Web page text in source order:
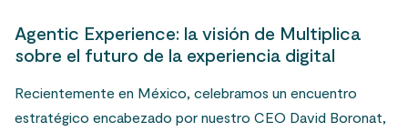
Agentic Experience: la visión de Multiplica
sobre el futuro de la experiencia digital
Recientemente en México, celebramos un encuentro
estratégico encabezado por nuestro CEO David Boronat,